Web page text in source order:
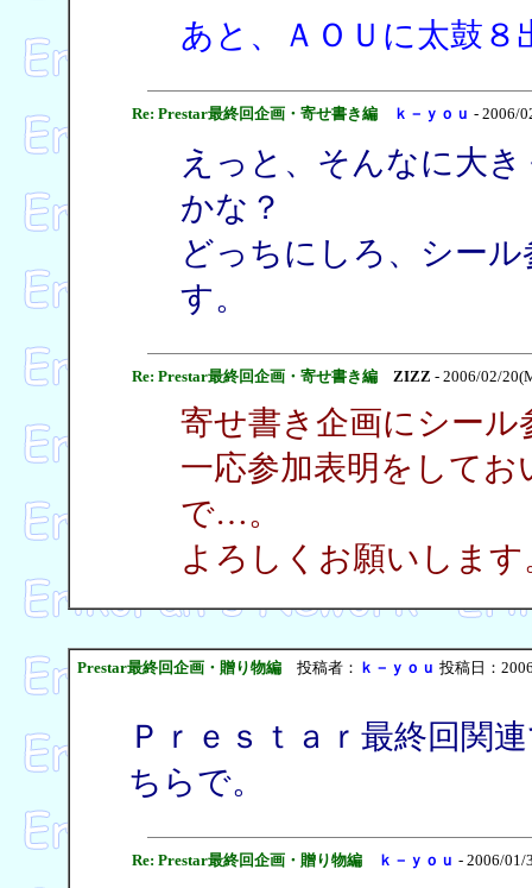
あと、ＡＯＵに太鼓８
Re: Prestar最終回企画・寄せ書き編 ｋ－ｙｏｕ - 2006/
えっと、そんなに大
かな？
どっちにしろ、シー
す。
Re: Prestar最終回企画・寄せ書き編 ZIZZ - 2006/02/
寄せ書き企画にシー
一応参加表明をして
で…。
よろしくお願いします
Prestar最終回企画・贈り物編投稿者： ｋ－ｙｏｕ 投稿日：
Ｐｒｅｓｔａｒ最終回関
ちらで。
Re: Prestar最終回企画・贈り物編 ｋ－ｙｏｕ - 2006/01/